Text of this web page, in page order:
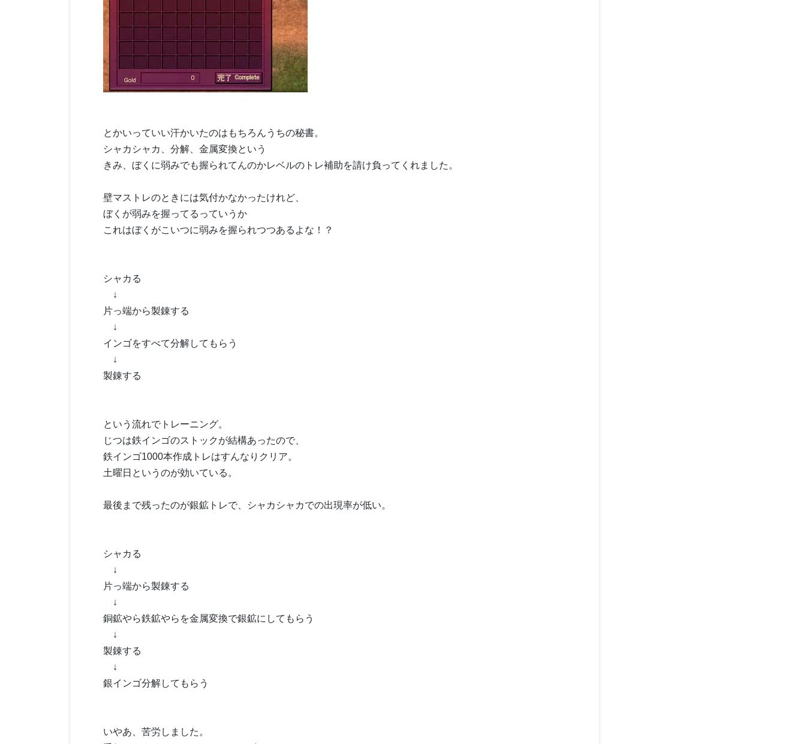
とかいっていい汗かいたのはもちろんうちの秘書。
シャカシャカ、分解、金属変換という
きみ、ぼくに弱みでも握られてんのかレベルのトレ補助を請け負ってくれました。
壁マストレのときには気付かなかったけれど、
ぼくが弱みを握ってるっていうか
これはぼくがこいつに弱みを握られつつあるよな！？
シャカる
↓
片っ端から製錬する
↓
インゴをすべて分解してもらう
↓
製錬する
という流れでトレーニング。
じつは鉄インゴのストックが結構あったので、
鉄インゴ1000本作成トレはすんなりクリア。
土曜日というのが効いている。
最後まで残ったのが銀鉱トレで、シャカシャカでの出現率が低い。
シャカる
↓
片っ端から製錬する
↓
銅鉱やら鉄鉱やらを金属変換で銀鉱にしてもらう
↓
製錬する
↓
銀インゴ分解してもらう
いやあ、苦労しました。